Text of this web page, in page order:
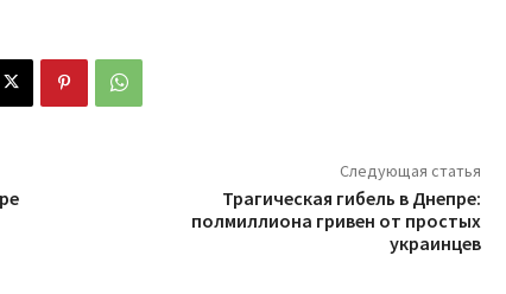
Следующая статья
Трагическая гибель в Днепре:
полмиллиона гривен от простых
украинцев